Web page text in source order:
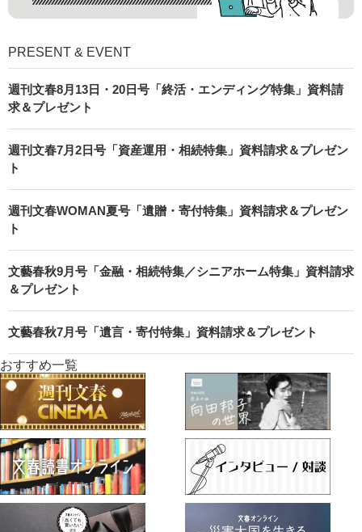
PRESENT & EVENT
週刊文春8月13日・20日号「終活・エンディング特集」資料請
求＆プレゼント
週刊文春7月2日号「資産運用・相続特集」資料請求＆プレゼン
ト
週刊文春WOMAN夏号「遺贈・寄付特集」資料請求＆プレゼン
ト
文藝春秋9月号「金融・相続特集／シニアホーム特集」資料請求
＆プレゼント
文藝春秋7月号「遺言・寄付特集」資料請求＆プレゼント
おすすめ一覧